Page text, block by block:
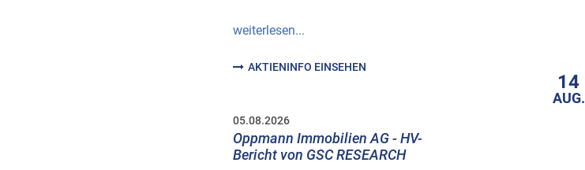
weiterlesen...
AKTIENINFO EINSEHEN
05.08.2026
Oppmann Immobilien AG - HV-
Bericht von GSC RESEARCH
14
AUG.